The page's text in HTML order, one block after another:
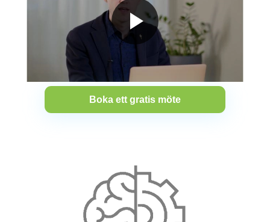
Boka ett gratis möte